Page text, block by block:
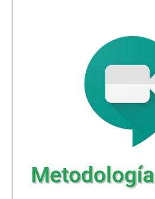
Metodología